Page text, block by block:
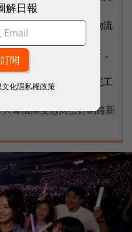
身房都搬上樓？
為何仍導入機器人？物流
工難題
排！最低調的二代鄭平，
定價？
你讀Gmail、自動跑完工
看
奪國際雙冠揭密好網路新
解日報
文化隱私權政策